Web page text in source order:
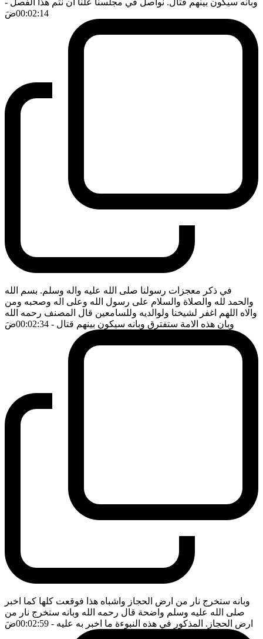
وبانه سيكون بينهم قتال. نواصل في مجلسنا علنا ان نتم هذا الفصل -
00:02:14ضَ
في ذكر معجزات رسولنا صلى الله عليه واله وسلم. بسم الله
والحمد لله والصلاة والسلام على رسول الله وعلى اله وصحبه ومن
والاه اللهم اغفر لشيخنا ولوالديه وللسامعين قال المصنف رحمه الله
وبان هذه الامة ستفترق وبانه سيكون بينهم قتال - 00:02:34 ضَ
وبانه ستخرج نار من ارض الحجاز واشباه هذا فوقعت كلها كما اخبر
صلى الله عليه وسلم واضحة قال رحمه الله وبانه ستخرج نار من
ارض الحجاز. المذكور في هذه النبوءة ما اخبر به عليه - 00:02:59 ضَ